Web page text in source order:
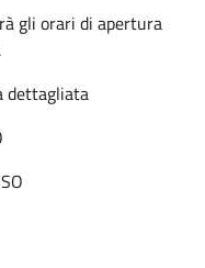
gli orari di apertura
dettagliata